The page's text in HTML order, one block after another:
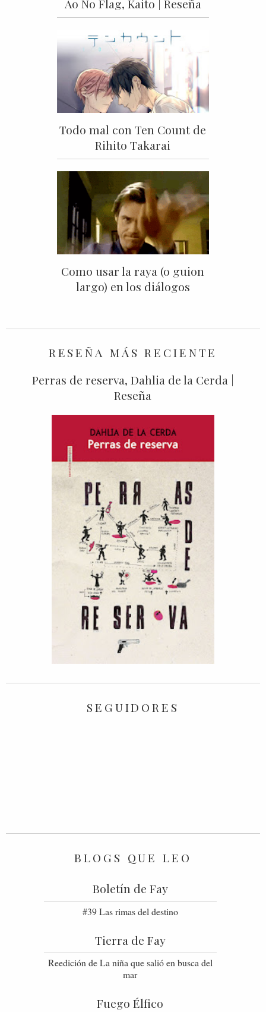
Ao No Flag, Kaito | Reseña
Todo mal con Ten Count de
Rihito Takarai
Como usar la raya (o guion
largo) en los diálogos
RESEÑA MÁS RECIENTE
Perras de reserva, Dahlia de la Cerda |
Reseña
SEGUIDORES
BLOGS QUE LEO
Boletín de Fay
#39 Las rimas del destino
Tierra de Fay
Reedición de La niña que salió en busca del
mar
Fuego Élfico